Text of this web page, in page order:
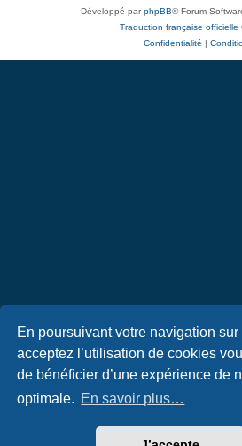
En poursuivant votre navigation
acceptez l’utilisation de cookies
de bénéficier d’une expérience de
optimale. En savoir plus…
Développé parphpBB® Forum
Traduction française officielle
Confidentialité